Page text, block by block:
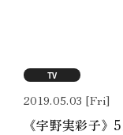
2019.05.03 [Fri]
TV
《宇野実彩子